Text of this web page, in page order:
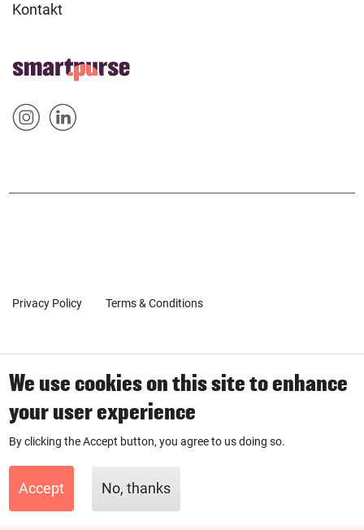
We use cookies on this site to enhance
your user experience
By clicking the Accept button, you agree to us doing so.
Accept No, thanks
Kontakt
FOOTER
Home
Sm
artp
Inst
Sm
artp
Link
Privacy Policy Terms & Conditions
© 2019-2026 by SmartPurse
SmartPurse Limited is a company registered in England & Wales
with number 11881335.